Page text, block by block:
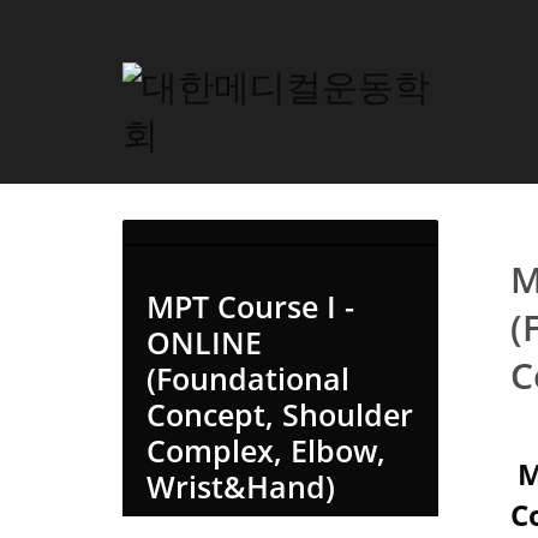
MPT Course I -
ONLINE
(Foundational
Concept, Shoulder
Complex, Elbow,
Wrist&Hand)